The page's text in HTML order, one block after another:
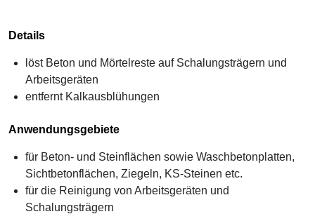
Details
löst Beton und Mörtelreste auf Schalungsträgern und
Arbeitsgeräten
entfernt Kalkausblühungen
Anwendungsgebiete
für Beton- und Steinflächen sowie Waschbetonplatten,
Sichtbetonflächen, Ziegeln, KS-Steinen etc.
für die Reinigung von Arbeitsgeräten und
Schalungsträgern